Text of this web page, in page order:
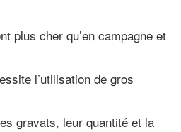
plus cher qu’en campagne et
l’utilisation de gros
gravats, leur quantité et la